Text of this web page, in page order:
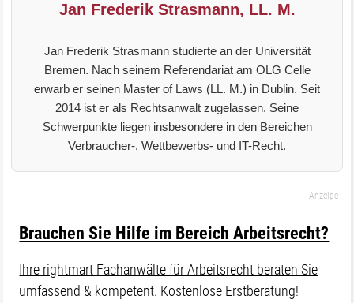
Jan Frederik Strasmann, LL. M.
Jan Frederik Strasmann studierte an der Universität
Bremen. Nach seinem Referendariat am OLG Celle
erwarb er seinen Master of Laws (LL. M.) in Dublin. Seit
2014 ist er als Rechtsanwalt zugelassen. Seine
Schwerpunkte liegen insbesondere in den Bereichen
Verbraucher-, Wettbewerbs- und IT-Recht.
Brauchen Sie Hilfe im Bereich Arbeitsrecht?
Ihre rightmart Fachanwälte für Arbeitsrecht beraten Sie
umfassend & kompetent. Kostenlose Erstberatung!